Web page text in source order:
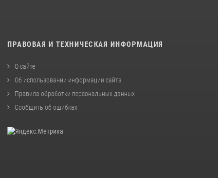
ПРАВОВАЯ И ТЕХНИЧЕСКАЯ ИНФОРМАЦИЯ
О сайте
Об использовании информации сайта
Правила обработки персональных данных
Сообщить об ошибках